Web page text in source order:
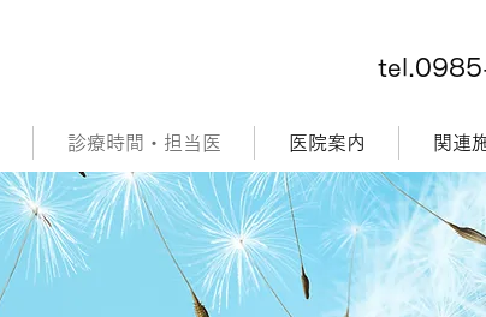
診療時間・担当医 医院案内 関連